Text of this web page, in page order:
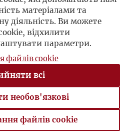
матеріалами та
діяльність. Ви можете
відхилити
параметри.
файлів cookie
всі
необов'язкові
файлів cookie